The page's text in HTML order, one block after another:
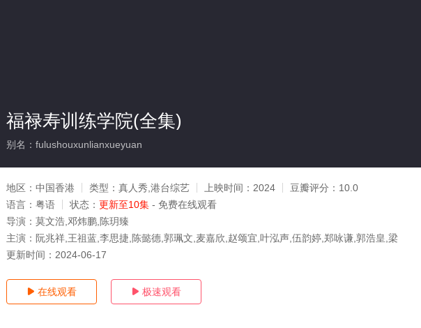
福禄寿训练学院(全集)
别名：fulushouxunlianxueyuan
地区： 中国香港 类型： 真人秀,港台综艺 上映时间： 2024 豆瓣评分： 10.0
语言： 粤语 状态： 更新至10集 - 免费在线观看
导演： 莫文浩,邓炜鹏,陈玥臻
主演： 阮兆祥,王祖蓝,李思捷,陈懿德,郭珮文,麦嘉欣,赵颂宜,叶泓声,伍韵婷,郑咏谦,郭浩皇,梁
更新时间： 2024-06-17
 在线观看  极速观看